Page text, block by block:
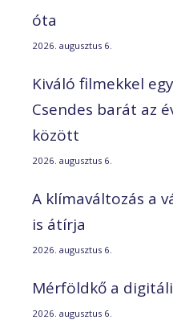
óta
2026. augusztus 6.
Kiváló filmekkel
Csendes barát az
között
2026. augusztus 6.
A klímaváltozás a
is átírja
2026. augusztus 6.
Mérföldkő a
2026. augusztus 6.